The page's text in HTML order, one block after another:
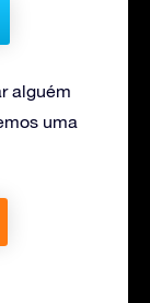
alguém
uma